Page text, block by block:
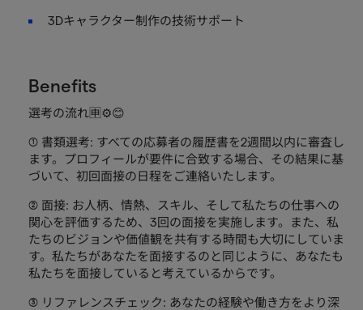
3Dキャラクター制作の技術サポート
Benefits
選考の流れ🈸⚙️😊
① 書類選考: すべての応募者の履歴書を2週間以内に審査し
ます。プロフィールが要件に合致する場合、その結果に基
づいて、初回面接の日程をご連絡いたします。
② 面接: お人柄、情熱、スキル、そして私たちの仕事への
関心を評価するため、3回の面接を実施します。また、私
たちのビジョンや価値観を共有する時間も大切にしていま
す。私たちがあなたを面接するのと同じように、あなたも
私たちを面接していると考えているからです。
③ リファレンスチェック: あなたの経験や働き方をより深